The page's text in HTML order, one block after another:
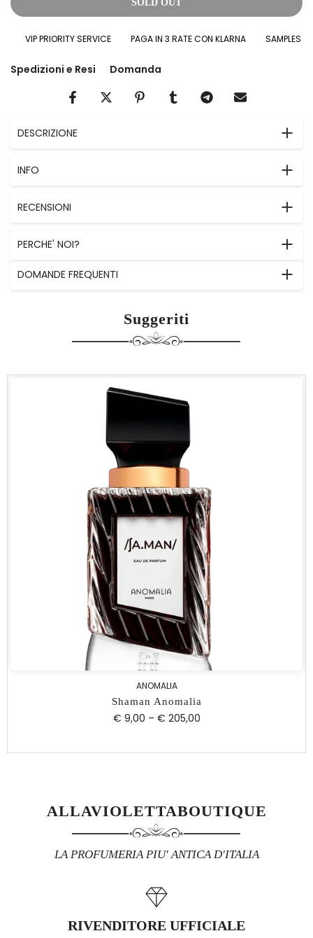
SOLD OUT
VIP PRIORITY SERVICE PAGA IN 3 RATE CON KLARNA SAMPLES IN
Spedizioni e Resi Domanda
DESCRIZIONE
INFO
RECENSIONI
PERCHE' NOI?
DOMANDE FREQUENTI
Suggeriti
ANOMALIA
Shaman Anomalia
€ 9,00 – € 205,00
ALLAVIOLETTABOUTIQUE
LA PROFUMERIA PIU' ANTICA D'ITALIA
RIVENDITORE UFFICIALE